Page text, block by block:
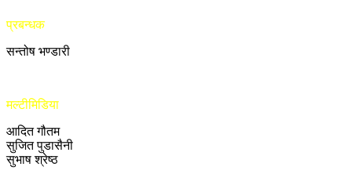
प्रबन्धक
सन्तोष भण्डारी
मल्टीमिडिया
आदित गौतम
सुजित पुडासैनी
सुभाष श्रेष्ठ